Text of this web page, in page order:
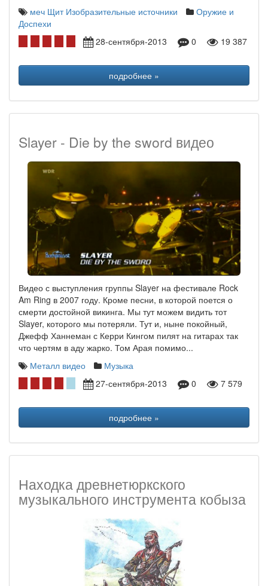
меч Щит Изобразительные источники
Оружие и
Доспехи
28-сентября-2013
0 19 387
подробнее »
Slayer - Die by the sword видео
Видео с выступления группы Slayer на фестивале Rock
Am Ring в 2007 году. Кроме песни, в которой поется о
смерти достойной викинга. Мы тут можем видить тот
Slayer, которого мы потеряли. Тут и, ныне покойный,
Джефф Ханнеман с Керри Кингом пилят на гитарах так
что чертям в аду жарко. Том Арая помимо...
Металл видео
Музыка
27-сентября-2013
0 7 579
подробнее »
Находка древнетюркского
музыкального инструмента кобыза